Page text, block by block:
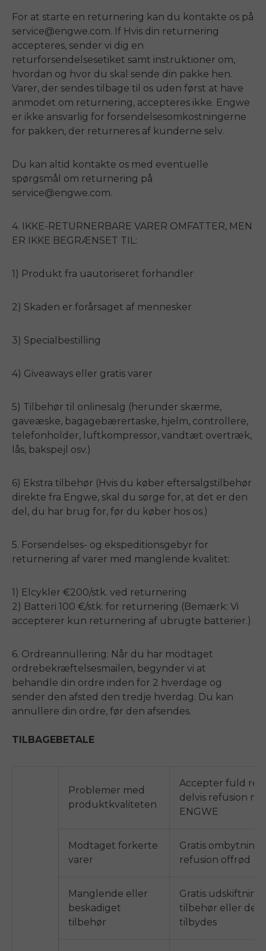
For at starte en returnering kan du kontakte os på
service@engwe.com. If Hvis din returnering
accepteres, sender vi dig en
returforsendelsesetiket samt instruktioner om,
hvordan og hvor du skal sende din pakke hen.
Varer, der sendes tilbage til os uden først at have
anmodet om returnering, accepteres ikke. Engwe
er ikke ansvarlig for forsendelsesomkostningerne
for pakken, der returneres af kunderne selv.
Du kan altid kontakte os med eventuelle
spørgsmål om returnering på
service@engwe.com.
4. IKKE-RETURNERBARE VARER OMFATTER, MEN
ER IKKE BEGRÆNSET TIL:
1) Produkt fra uautoriseret forhandler
2) Skaden er forårsaget af mennesker
3) Specialbestilling
4) Giveaways eller gratis varer
5) Tilbehør til onlinesalg (herunder skærme,
gaveæske, bagagebærertaske, hjelm, controllere,
telefonholder, luftkompressor, vandtæt overtræk,
lås, bakspejl osv.)
6) Ekstra tilbehør (Hvis du køber eftersalgstilbehør
direkte fra Engwe, skal du sørge for, at det er den
del, du har brug for, før du køber hos os.)
5. Forsendelses- og ekspeditionsgebyr for
returnering af varer med manglende kvalitet:
1) Elcykler €200/stk. ved returnering
2) Batteri 100 €/stk. for returnering (Bemærk: Vi
accepterer kun returnering af ubrugte batterier.)
6. Ordreannullering: Når du har modtaget
ordrebekræftelsesmailen, begynder vi at
behandle din ordre inden for 2 hverdage og
sender den afsted den tredje hverdag. Du kan
annullere din ordre, før den afsendes.
TILBAGEBETALE
Problemer med
produktkvaliteten
Accepter fuld
delvis refusion
ENGWE
Modtaget forkerte
varer
Gratis
refusion offrød
Manglende eller
beskadiget
tilbehør
Gratis udskiftning
tilbehør eller
tilbydes
E26 3.0 Pro Is Here
SIGN UP NOW
email_marketing_consent
Send me news and special offers. I can unsubscribe at